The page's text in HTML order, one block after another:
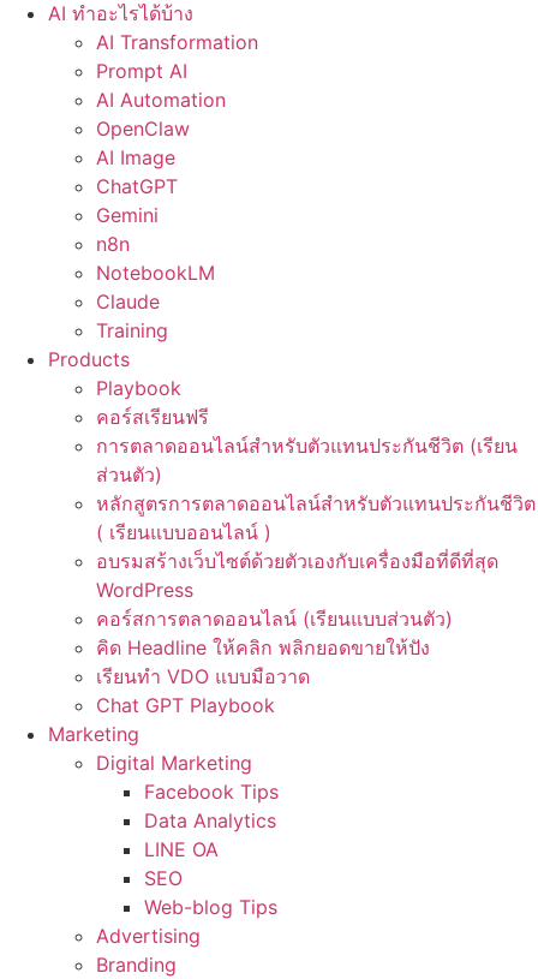
AI ทำอะไรได้บ้าง
AI Transformation
Prompt AI
AI Automation
OpenClaw
AI Image
ChatGPT
Gemini
n8n
NotebookLM
Claude
Training
Products
Playbook
คอร์สเรียนฟรี
การตลาดออนไลน์สำหรับตัวแทนประกันชีวิต (เรียน
ส่วนตัว)
หลักสูตรการตลาดออนไลน์สำหรับตัวแทนประกันชีวิต
( เรียนแบบออนไลน์ )
อบรมสร้างเว็บไซต์ด้วยตัวเองกับเครื่องมือที่ดีที่สุด
WordPress
คอร์สการตลาดออนไลน์ (เรียนแบบส่วนตัว)
คิด Headline ให้คลิก พลิกยอดขายให้ปัง
เรียนทำ VDO แบบมือวาด
Chat GPT Playbook
Marketing
Digital Marketing
Facebook Tips
Data Analytics
LINE OA
SEO
Web-blog Tips
Advertising
Branding